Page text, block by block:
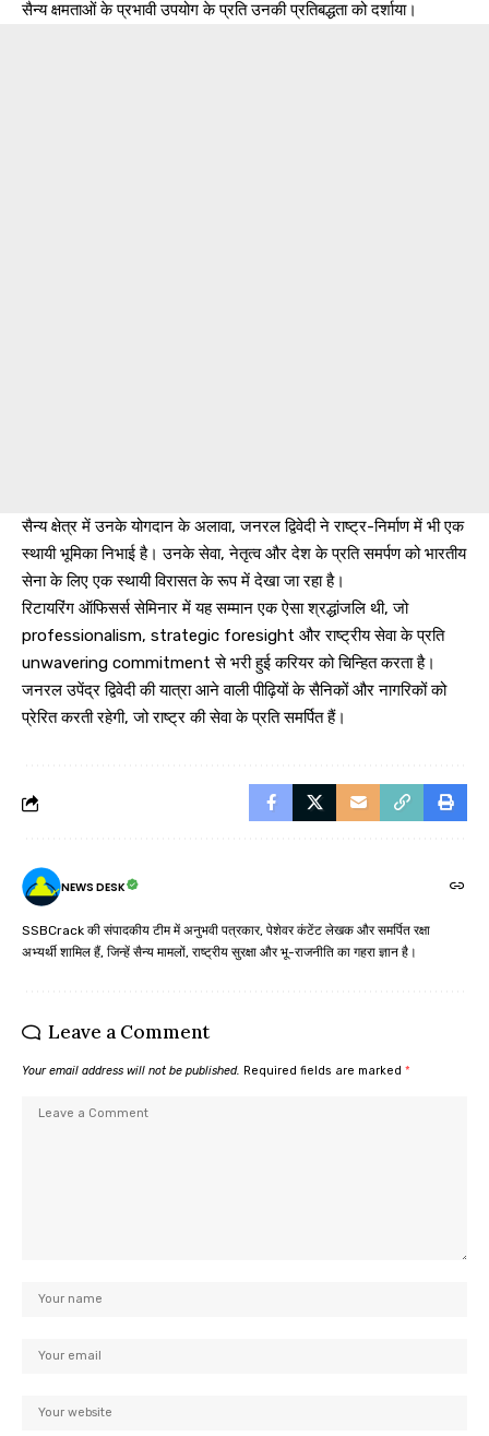
सैन्य क्षमताओं के प्रभावी उपयोग के प्रति उनकी प्रतिबद्धता को दर्शाया।
सैन्य क्षेत्र में उनके योगदान के अलावा, जनरल द्विवेदी ने राष्ट्र-निर्माण में भी एक
स्थायी भूमिका निभाई है। उनके सेवा, नेतृत्व और देश के प्रति समर्पण को भारतीय
सेना के लिए एक स्थायी विरासत के रूप में देखा जा रहा है।
रिटायरिंग ऑफिसर्स सेमिनार में यह सम्मान एक ऐसा श्रद्धांजलि थी, जो
professionalism, strategic foresight और राष्ट्रीय सेवा के प्रति
unwavering commitment से भरी हुई करियर को चिन्हित करता है।
जनरल उपेंद्र द्विवेदी की यात्रा आने वाली पीढ़ियों के सैनिकों और नागरिकों को
प्रेरित करती रहेगी, जो राष्ट्र की सेवा के प्रति समर्पित हैं।
NEWS DESK
SSBCrack की संपादकीय टीम में अनुभवी पत्रकार, पेशेवर कंटेंट लेखक और समर्पित रक्षा
अभ्यर्थी शामिल हैं, जिन्हें सैन्य मामलों, राष्ट्रीय सुरक्षा और भू-राजनीति का गहरा ज्ञान है।
Leave a Comment
Your email address will not be published. Required fields are marked *